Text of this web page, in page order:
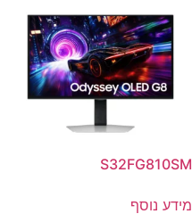
S32FG810SM
מידע נוסף